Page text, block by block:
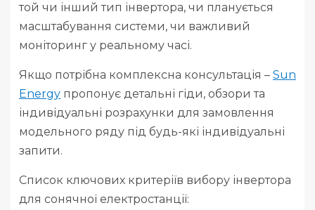
той чи інший тип інвертора, чи планується
масштабування системи, чи важливий
моніторинг у реальному часі.
Якщо потрібна комплексна консультація – Sun
Energy пропонує детальні гіди, обзори та
індивідуальні розрахунки для замовлення
модельного ряду під будь-які індивідуальні
запити.
Список ключових критеріїв вибору інвертора
для сонячної електростанції: